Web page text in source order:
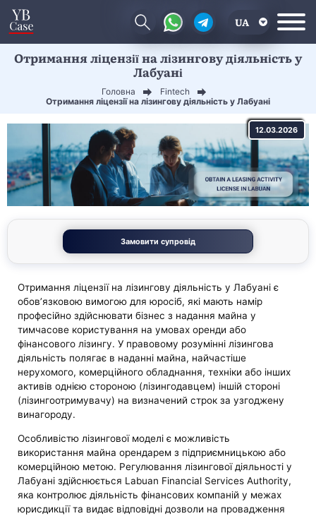
UA
EN
Отримання ліцензії на лізингову діяльність у
Лабуані
Головна
Fintech
Отримання ліцензії на лізингову діяльність у Лабуані
12.03.2026
Замовити супровід
Отримання ліцензії на лізингову діяльність у Лабуані є
обов’язковою вимогою для юросіб, які мають намір
професійно здійснювати бізнес з надання майна у
тимчасове користування на умовах оренди або
фінансового лізингу. У правовому розумінні лізингова
діяльність полягає в наданні майна, найчастіше
нерухомого, комерційного обладнання, техніки або інших
активів однією стороною (лізингодавцем) іншій стороні
(лізингоотримувачу) на визначений строк за узгоджену
винагороду.
Особливістю лізингової моделі є можливість
використання майна орендарем з підприємницькою або
комерційною метою. Регулювання лізингової діяльності у
Лабуані здійснюється Labuan Financial Services Authority,
яка контролює діяльність фінансових компаній у межах
юрисдикції та видає відповідні дозволи на провадження